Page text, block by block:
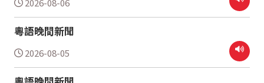
粵語晚間新聞
2026-08-05